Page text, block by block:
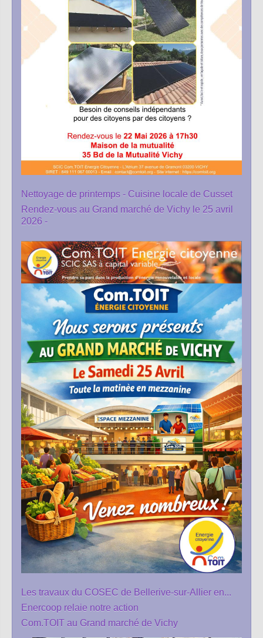
Nettoyage de printemps - Cuisine locale de Cusset
Rendez-vous au Grand marché de Vichy le 25 avril
2026 -
Les travaux du COSEC de Bellerive-sur-Allier en...
Enercoop relaie notre action
Com.TOIT au Grand marché de Vichy